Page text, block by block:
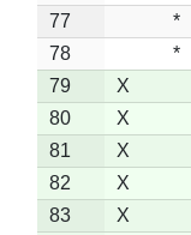
77
*
78
*
79
X
80
X
81
X
82
X
83
X